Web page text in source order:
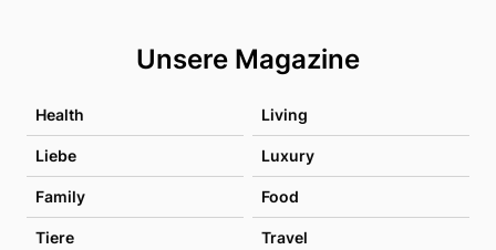
Unsere Magazine
Health Living
Liebe Luxury
Family Food
Tiere Travel